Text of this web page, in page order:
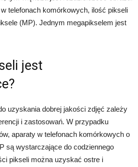
telefonach komórkowych, ilość pikseli
(MP). Jednym megapikselem jest
jest
uzyskania dobrej jakości zdjęć zależy
i zastosowań. W przypadku
aparaty w telefonach komórkowych o
są wystarczające do codziennego
pikseli można uzyskać ostre i